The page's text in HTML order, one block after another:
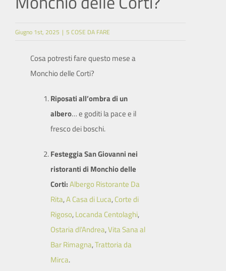
Giugno 1st, 2025 | 5 COSE DA FARE
Cosa potresti fare questo mese a
Monchio delle Corti?
Riposati all’ombra di un
albero… e goditi la pace e il
fresco dei boschi.
Festeggia San Giovanni nei
ristoranti di Monchio delle
Corti:Albergo Ristorante Da
Rita,A Casa di Luca,Corte di
Rigoso,Locanda Centolaghi,
Ostaria dl’Andrea,Vita Sana al
Bar Rimagna,Trattoria da
Mirca.